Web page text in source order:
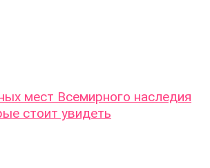
мест Всемирного наследия
стоит увидеть